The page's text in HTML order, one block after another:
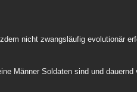
nicht zwangsläufig evolutionär
Männer Soldaten sind und